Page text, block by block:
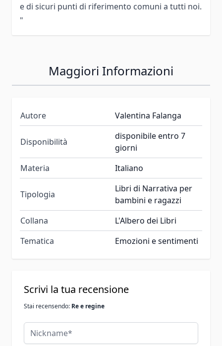
e di sicuri punti di riferimento comuni a tutti noi.
"
Maggiori Informazioni
Autore Valentina Falanga
Disponibilità
disponibile entro 7
giorni
Materia
Italiano
Tipologia
Libri di Narrativa per
bambini e ragazzi
Collana
L'Albero dei Libri
Tematica
Emozioni e sentimenti
Scrivi la tua recensione
Stai recensendo: Re e regine
Nickname